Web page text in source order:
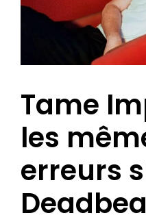
Tame
les
erreurs